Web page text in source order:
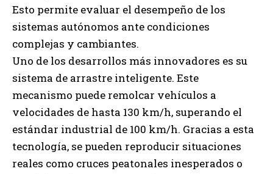
Esto permite evaluar el desempeño de los
sistemas autónomos ante condiciones
complejas y cambiantes.
Uno de los desarrollos más innovadores es su
sistema de arrastre inteligente. Este
mecanismo puede remolcar vehículos a
velocidades de hasta 130 km/h, superando el
estándar industrial de 100 km/h. Gracias a esta
tecnología, se pueden reproducir situaciones
reales como cruces peatonales inesperados o